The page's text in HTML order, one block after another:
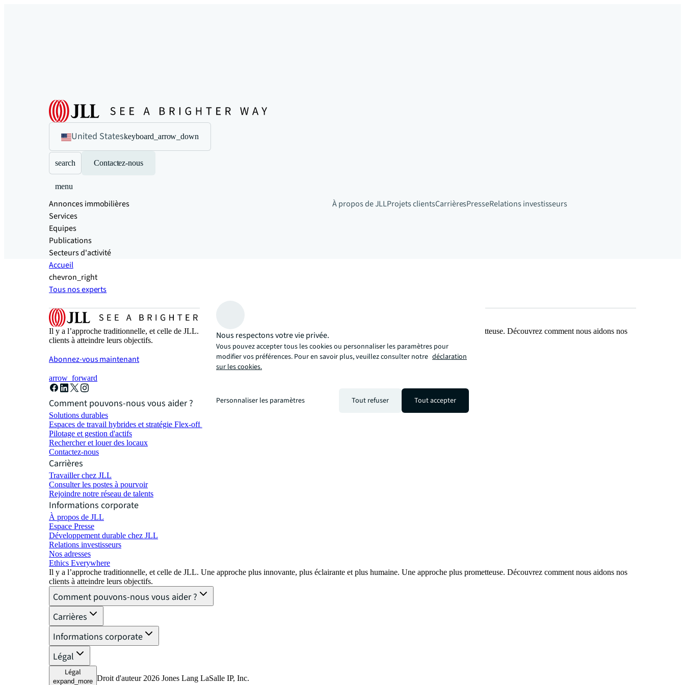
United Stateskeyboard_arrow_down
search Contactez-nous
menu
Annonces immobilières
Services
Equipes
Publications
Secteurs d'activité
À propos de JLLProjets clientsCarrièresPresseRelations investisseurs
Accueil
chevron_right
Tous nos experts
Il y a l’approche traditionnelle, et celle de JLL. Une approche plus innovante, plus éclairante et plus humaine. Une approche plus prometteuse. Découvrez comment nous aidons nos
clients à atteindre leurs objectifs.
Abonnez-vous maintenant
arrow_forward
Comment pouvons-nous vous aider ?
Solutions durables
Espaces de travail hybrides et stratégie Flex-office
Pilotage et gestion d'actifs
Rechercher et louer des locaux
Contactez-nous
Carrières
Travailler chez JLL
Consulter les postes à pourvoir
Rejoindre notre réseau de talents
Informations corporate
À propos de JLL
Espace Presse
Développement durable chez JLL
Relations investisseurs
Nos adresses
Ethics Everywhere
Il y a l’approche traditionnelle, et celle de JLL. Une approche plus innovante, plus éclairante et plus humaine. Une approche plus prometteuse. Découvrez comment nous aidons nos
clients à atteindre leurs objectifs.
Comment pouvons-nous vous aider ?
Carrières
Informations corporate
Légal
Légal
expand_more Droit d'auteur 2026 Jones Lang LaSalle IP, Inc.
Nous respectons votre vie privée.
Vous pouvez accepter tous les cookies ou personnaliser les paramètres pour
modifier vos préférences. Pour en savoir plus, veuillez consulter notre déclaration
sur les cookies.
Personnaliser les paramètres Tout refuser Tout accepter